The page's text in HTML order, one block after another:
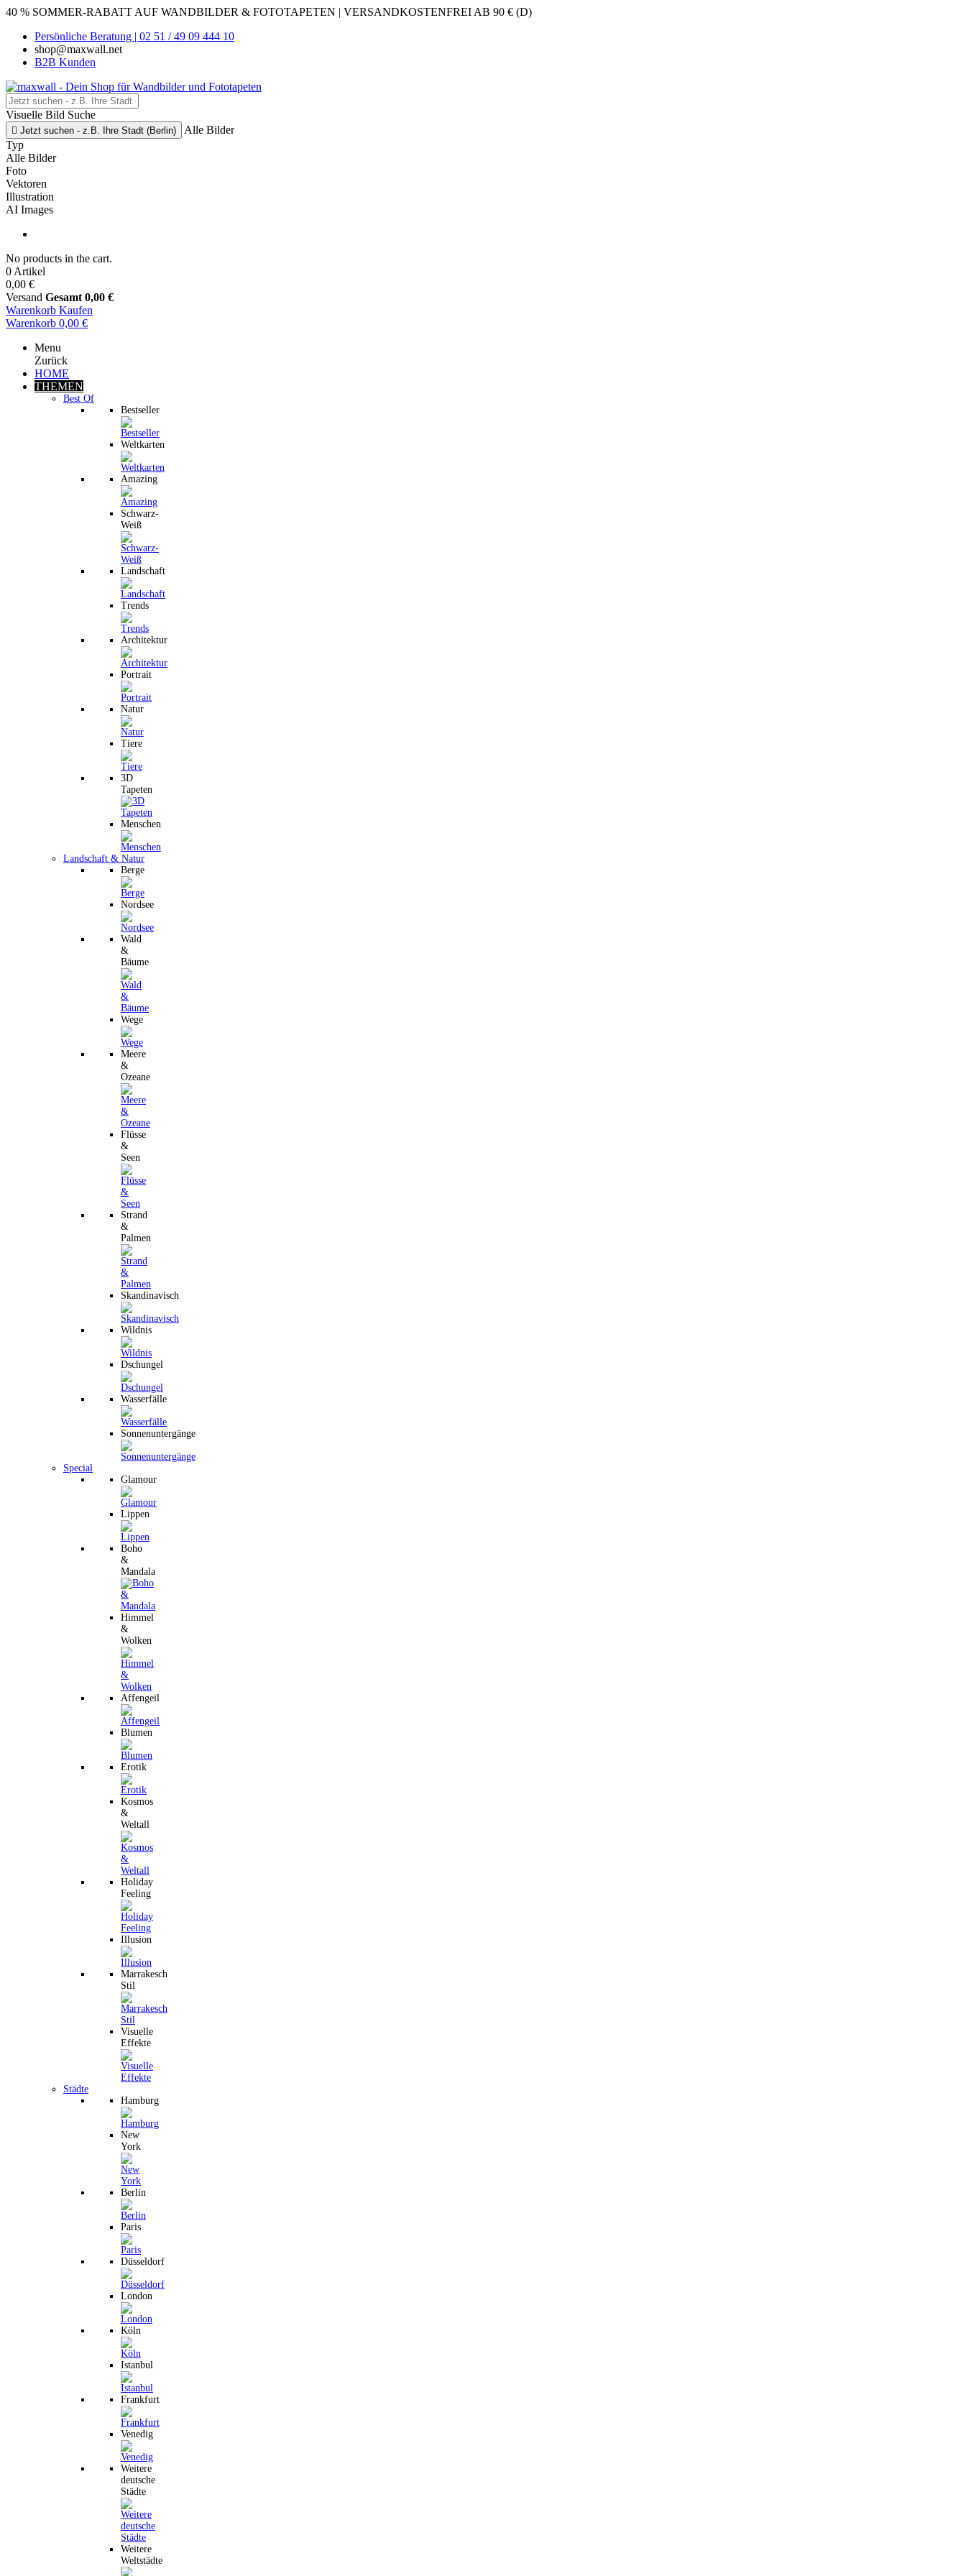
40 % SOMMER-RABATT AUF WANDBILDER & FOTOTAPETEN | VERSANDKOSTENFREI AB 90 € (D)
Persönliche Beratung | 02 51 / 49 09 444 10
shop@maxwall.net
B2B Kunden
Visuelle Bild Suche
 Jetzt suchen - z.B. Ihre Stadt (Berlin)
Alle Bilder
Typ
Alle Bilder
Foto
Vektoren
Illustration
AI Images
No products in the cart.
0 Artikel
0,00 €
Versand Gesamt 0,00 €
Warenkorb Kaufen
Warenkorb 0,00 €
Menu
Zurück
HOME
THEMEN
Best Of
Bestseller
Weltkarten
Amazing
Schwarz-
Weiß
Landschaft
Trends
Architektur
Portrait
Natur
Tiere
3D
Tapeten
Menschen
Landschaft & Natur
Berge
Nordsee
Wald
&
Bäume
Wege
Meere
&
Ozeane
Flüsse
&
Seen
Strand
&
Palmen
Skandinavisch
Wildnis
Dschungel
Wasserfälle
Sonnenuntergänge
Special
Glamour
Lippen
Boho
&
Mandala
Himmel
&
Wolken
Affengeil
Blumen
Erotik
Kosmos
&
Weltall
Holiday
Feeling
Illusion
Marrakesch
Stil
Visuelle
Effekte
Städte
Hamburg
New
York
Berlin
Paris
Düsseldorf
London
Köln
Istanbul
Frankfurt
Venedig
Weitere
deutsche
Städte
Weitere
Weltstädte